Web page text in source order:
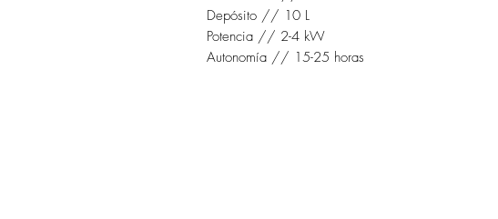
Depósito // 10 L
Potencia // 2-4 kW
Autonomía // 15-25 horas